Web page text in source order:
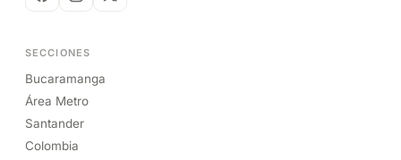
SECCIONES
Bucaramanga
Área Metro
Santander
Colombia